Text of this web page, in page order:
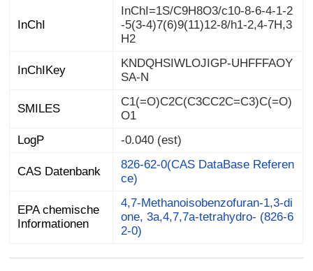
InChI
InChI=1S/C9H8O3/c10-8-6-4-1-2
-5(3-4)7(6)9(11)12-8/h1-2,4-7H,3
H2
InChIKey
KNDQHSIWLOJIGP-UHFFFAOY
SA-N
SMILES
C1(=O)C2C(C3CC2C=C3)C(=O)
O1
LogP
-0.040 (est)
CAS Datenbank
826-62-0(CAS DataBase Referen
ce)
EPA chemische
Informationen
4,7-Methanoisobenzofuran-1,3-di
one, 3a,4,7,7a-tetrahydro- (826-6
2-0)